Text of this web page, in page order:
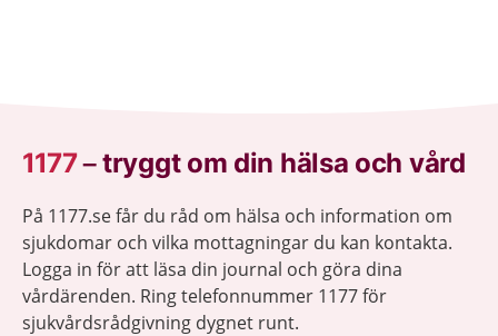
1177–tryggt om din hälsa och vård
På 1177.se får du råd om hälsa och information om
sjukdomar och vilka mottagningar du kan kontakta.
Logga in för att läsa din journal och göra dina
vårdärenden. Ring telefonnummer 1177 för
sjukvårdsrådgivning dygnet runt.